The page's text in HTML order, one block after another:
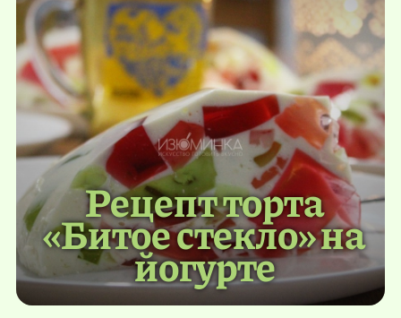
Рецепт торта
«Битое стекло» на
йогурте